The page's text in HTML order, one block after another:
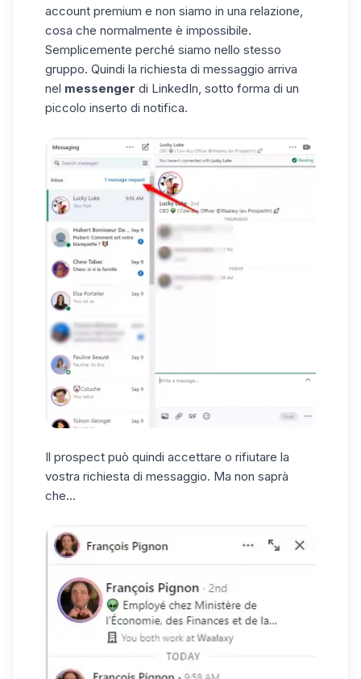
account premium e non siamo in una relazione,
cosa che normalmente è impossibile.
Semplicemente perché siamo nello stesso
gruppo. Quindi la richiesta di messaggio arriva
nel messenger di LinkedIn, sotto forma di un
piccolo inserto di notifica.
Il prospect può quindi accettare o rifiutare la
vostra richiesta di messaggio. Ma non saprà
che...